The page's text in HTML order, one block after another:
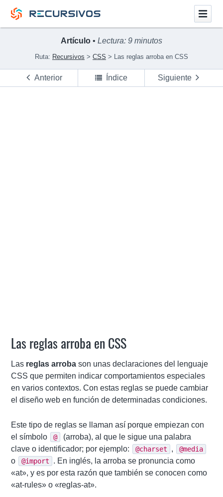
Artículo • Lectura: 9 minutos
Ruta: Recursivos CSS Las reglas arroba en CSS
Anterior Índice Siguiente
Las reglas arroba en CSS
Las reglas arroba son unas declaraciones del lenguaje
CSS que permiten indicar comportamientos especiales
en varios contextos. Con estas reglas se puede cambiar
el diseño web en función de determinadas condiciones.
Este tipo de reglas se llaman así porque empiezan con
el símbolo
@
(arroba), al que le sigue una palabra
clave o identificador; por ejemplo:
@charset , @media
o @import
. En inglés, la arroba se pronuncia como
«at», y es por esta razón que también se conocen como
«at-rules» o «reglas-at».